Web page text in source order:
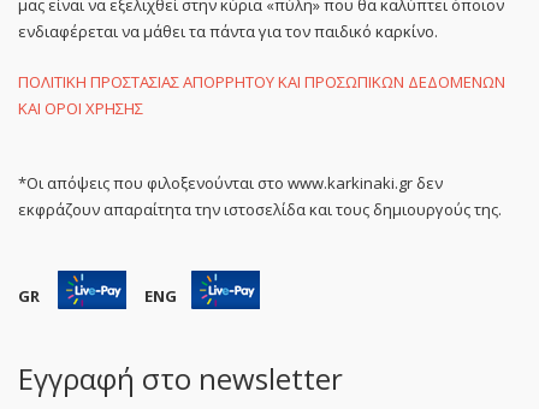
μας είναι να εξελιχθεί στην κύρια «πύλη» που θα καλύπτει όποιον
ενδιαφέρεται να μάθει τα πάντα για τον παιδικό καρκίνο.
ΠΟΛΙΤΙΚΗ ΠΡΟΣΤΑΣΙΑΣ ΑΠΟΡΡΗΤΟΥ ΚΑΙ ΠΡΟΣΩΠΙΚΩΝ ΔΕΔΟΜΕΝΩΝ
ΚΑΙ ΟΡΟΙ ΧΡΗΣΗΣ
*Οι απόψεις που φιλοξενούνται στο www.karkinaki.gr δεν
εκφράζουν απαραίτητα την ιστοσελίδα και τους δημιουργούς της.
GR ENG
Εγγραφή στο newsletter